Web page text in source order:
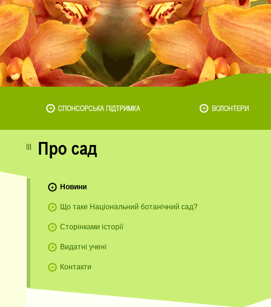
Новини
Що таке Національний ботанічний сад?
Сторінками історії
Видатні учені
Контакти